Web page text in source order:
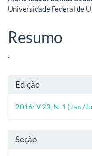
artigo
principal
Universidade Federal de
Resumo
.
Detalhes
do
Edição
2016: V.23, N. 1 (Jan./
Seção